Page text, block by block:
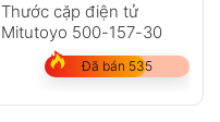
Thước cặp điện tử
Mitutoyo 500-157-30
Đã bán 535